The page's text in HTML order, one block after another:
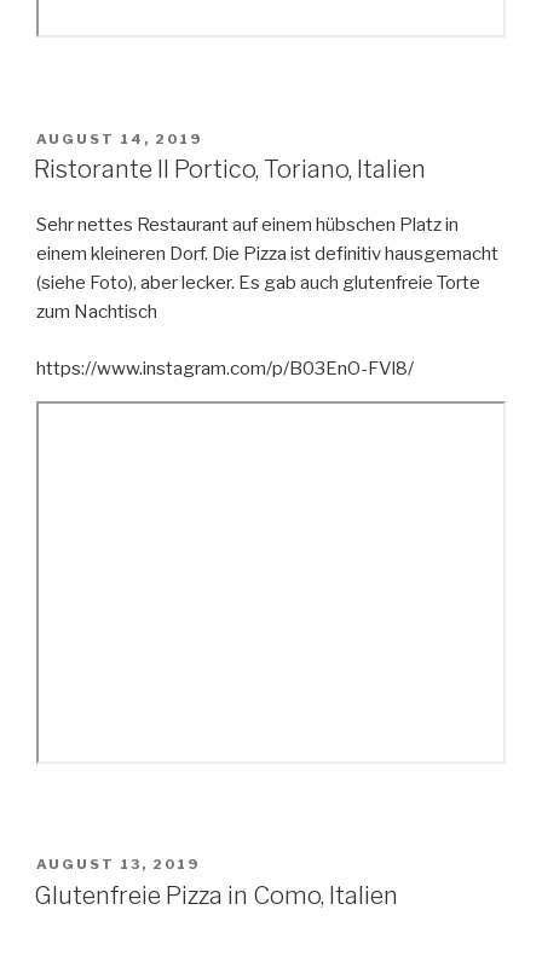
VERÖFFENTLICHT
AM
AUGUST 14, 2019
Ristorante Il Portico, Toriano, Italien
Sehr nettes Restaurant auf einem hübschen Platz in
einem kleineren Dorf. Die Pizza ist definitiv hausgemacht
(siehe Foto), aber lecker. Es gab auch glutenfreie Torte
zum Nachtisch
https://www.instagram.com/p/B03EnO-FVl8/
VERÖFFENTLICHT
AM
AUGUST 13, 2019
Glutenfreie Pizza in Como, Italien